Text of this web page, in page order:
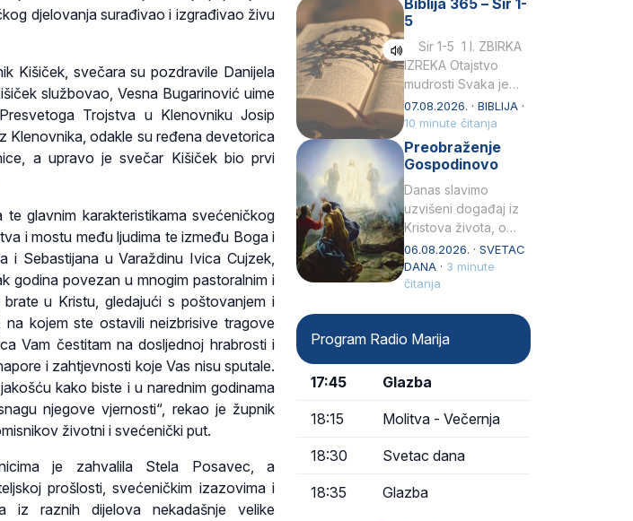
djelovanja surađivao i izgrađivao živu
Kišiček, svečara su pozdravile Danijela
službovao, Vesna Bugarinović uime
Trojstva u Klenovniku Josip
Klenovnika, odakle su ređena devetorica
a upravo je svečar Kišiček bio prvi
glavnim karakteristikama svećeničkog
i mostu među ljudima te između Boga i
i Sebastijana u Varaždinu Ivica Cujzek,
godina povezan u mnogim pastoralnim i
u Kristu, gledajući s poštovanjem i
kojem ste ostavili neizbrisive tragove
Vam čestitam na dosljednoj hrabrosti i
i zahtjevnosti koje Vas nisu sputale.
kako biste i u narednim godinama
njegove vjernosti“, rekao je župnik
životni i svećenički put.
je zahvalila Stela Posavec, a
prošlosti, svećeničkim izazovima i
iz raznih dijelova nekadašnje velike
rođenjem Grk.
Obnovio je odnose s
afričkim…
Biblija 365 – Sir 1-
5
Sir 1-5 1 I. ZBIRKA
IZREKA Otajstvo
mudrosti Svaka je
mudrost od Gospoda
i s njime je dovijeka.2
Tko će…
07.08.2026. · BIBLIJA ·
10 minute čitanja
Preobraženje
Gospodinovo
Danas slavimo
uzvišeni događaj iz
Kristova života, o
kojem nas izvješćuju
evanđelisti Matej,
Marko i Luka te sveti
06.08.2026. · SVETAC
DANA · 3 minute
čitanja
Program Radio Marija
17:45 Glazba
18:15 Molitva - Večernja
18:30 Svetac dana
18:35 Glazba